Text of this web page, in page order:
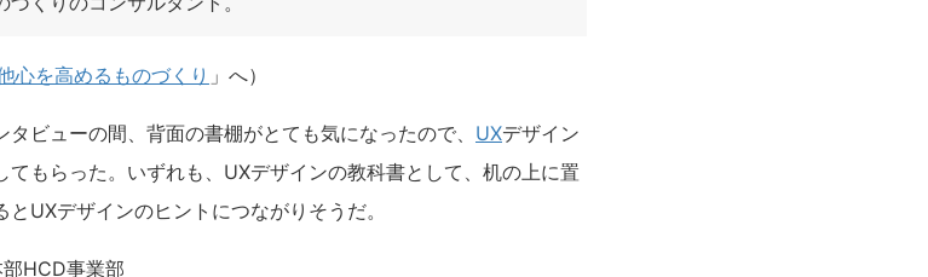
心を高めるものづくり 」へ）
ビューの間、背面の書棚がとても気になったので、 UXデザイン
もらった。いずれも、UXデザインの教科書として、机の上に置
UXデザインのヒントにつながりそうだ。
HCD事業部